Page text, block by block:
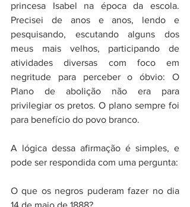
princesa Isabel na época da escola.
Precisei de anos e anos, lendo e
pesquisando, escutando alguns dos
meus mais velhos, participando de
atividades diversas com foco em
negritude para perceber o óbvio: O
Plano de abolição não era para
privilegiar os pretos. O plano sempre foi
para benefício do povo branco.
A lógica dessa afirmação é simples, e
pode ser respondida com uma pergunta:
O que os negros puderam fazer no dia